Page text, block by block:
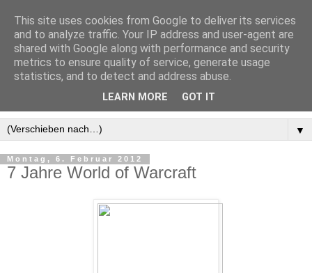
▼
Montag, 6. Februar 2012
7 Jahre World of Warcraft
This site uses cookies from Google to deliver its services
and to analyze traffic. Your IP address and user-agent are
shared with Google along with performance and security
metrics to ensure quality of service, generate usage
statistics, and to detect and address abuse.
LEARN MORE GOT IT